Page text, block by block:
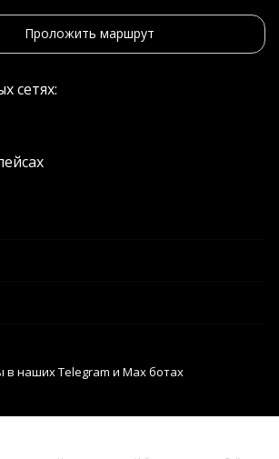
Проложить маршрут
сетях:
наших Telegram и Max ботах